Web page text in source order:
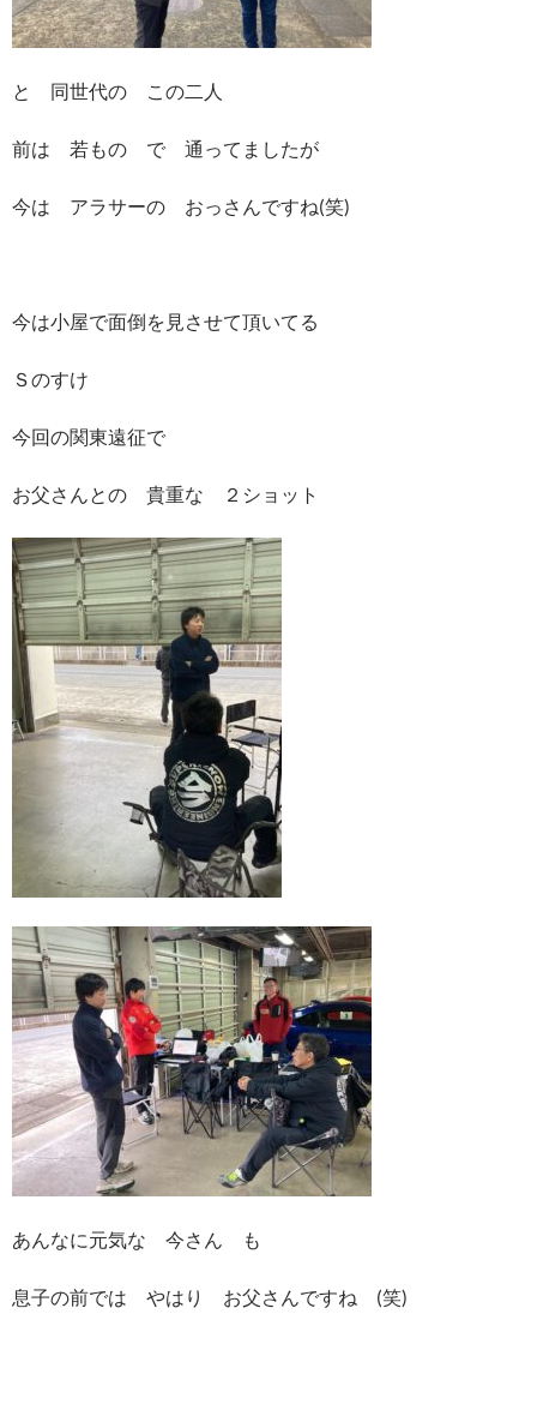
と 同世代の この二人
前は 若もの で 通ってましたが
今は アラサーの おっさんですね(笑)
今は小屋で面倒を見させて頂いてる
Ｓのすけ
今回の関東遠征で
お父さんとの 貴重な ２ショット
あんなに元気な 今さん も
息子の前では やはり お父さんですね (笑)